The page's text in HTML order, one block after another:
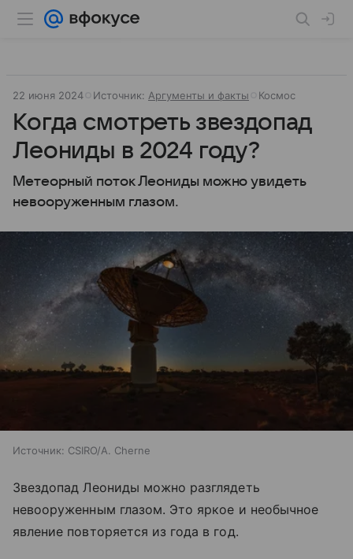
22 июня 2024 Источник: Аргументы и факты Космос
Когда смотреть звездопад
Леониды в 2024 году?
Метеорный поток Леониды можно увидеть
невооруженным глазом.
Источник: CSIRO/A. Cherne
Звездопад Леониды можно разглядеть
невооруженным глазом. Это яркое и необычное
явление повторяется из года в год.